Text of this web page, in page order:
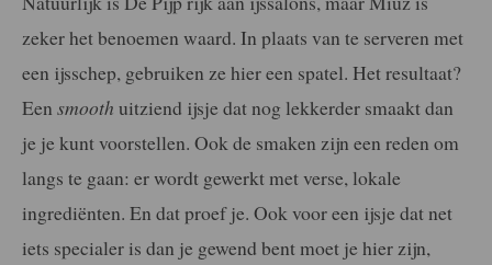
zeker het benoemen waard. In plaats van te serveren met
een ijsschep, gebruiken ze hier een spatel. Het resultaat?
Een smooth uitziend ijsje dat nog lekkerder smaakt dan
je je kunt voorstellen. Ook de smaken zijn een reden om
langs te gaan: er wordt gewerkt met verse, lokale
ingrediënten. En dat proef je. Ook voor een ijsje dat net
iets specialer is dan je gewend bent moet je hier zijn,